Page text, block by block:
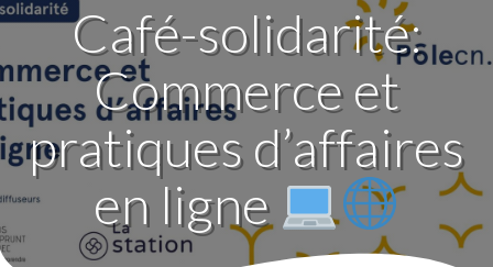
Café-solidarité:
Commerce et
pratiques d’affaires
en ligne